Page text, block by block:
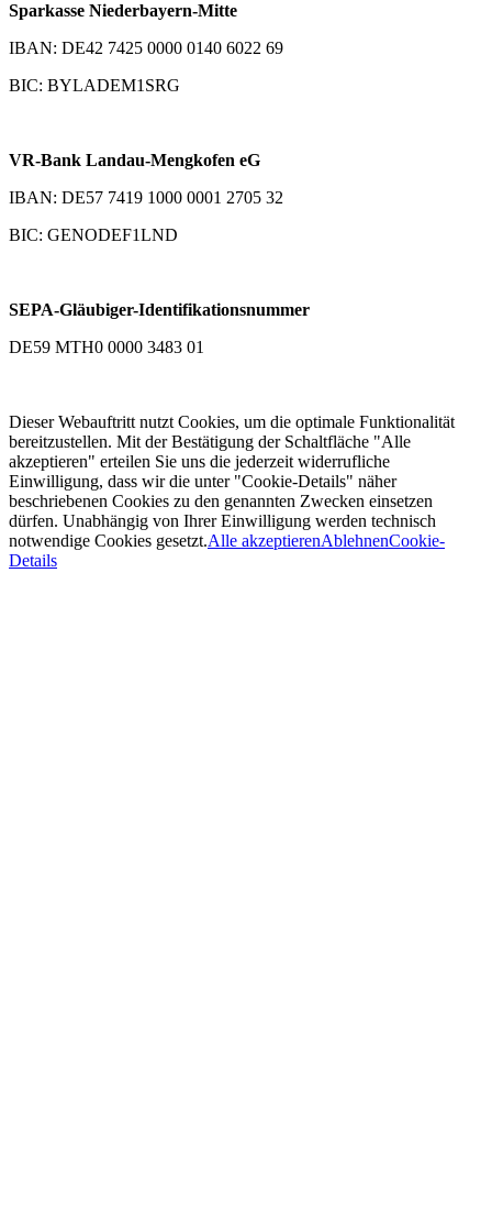
Sparkasse Niederbayern-Mitte
IBAN: DE42 7425 0000 0140 6022 69
BIC: BYLADEM1SRG
VR-Bank Landau-Mengkofen eG
IBAN: DE57 7419 1000 0001 2705 32
BIC: GENODEF1LND
SEPA-Gläubiger-Identifikationsnummer
DE59 MTH0 0000 3483 01
Dieser Webauftritt nutzt Cookies, um die optimale Funktionalität
bereitzustellen. Mit der Bestätigung der Schaltfläche "Alle
akzeptieren" erteilen Sie uns die jederzeit widerrufliche
Einwilligung, dass wir die unter "Cookie-Details" näher
beschriebenen Cookies zu den genannten Zwecken einsetzen
dürfen. Unabhängig von Ihrer Einwilligung werden technisch
notwendige Cookies gesetzt.Alle akzeptierenAblehnenCookie-
Details